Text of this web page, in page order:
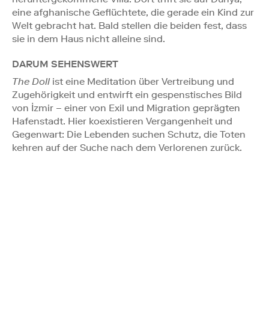
eine afghanische Geflüchtete, die gerade ein Kind zur
Welt gebracht hat. Bald stellen die beiden fest, dass
sie in dem Haus nicht alleine sind.
DARUM SEHENSWERT
The Doll ist eine Meditation über Vertreibung und
Zugehörigkeit und entwirft ein gespenstisches Bild
von İzmir – einer von Exil und Migration geprägten
Hafenstadt. Hier koexistieren Vergangenheit und
Gegenwart: Die Lebenden suchen Schutz, die Toten
kehren auf der Suche nach dem Verlorenen zurück.